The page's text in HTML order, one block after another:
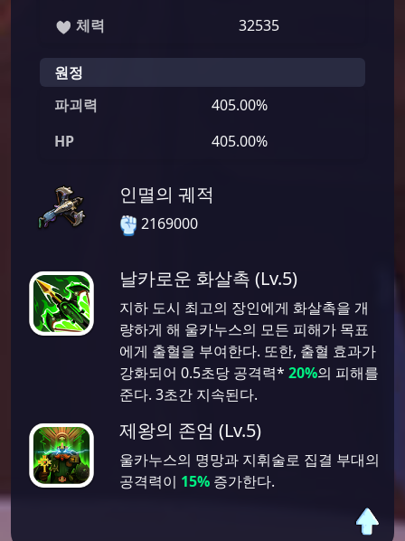
체력
32535
원정
파괴력
405.00%
HP
405.00%
인멸의 궤적
2169000
날카로운 화살촉 (Lv.5)
지하 도시 최고의 장인에게 화살촉을 개
량하게 해 울카누스의 모든 피해가 목표
에게 출혈을 부여한다. 또한, 출혈 효과가
강화되어 0.5초당 공격력* 20%의 피해를
준다. 3초간 지속된다.
제왕의 존엄 (Lv.5)
울카누스의 명망과 지휘술로 집결 부대의
공격력이 15% 증가한다.